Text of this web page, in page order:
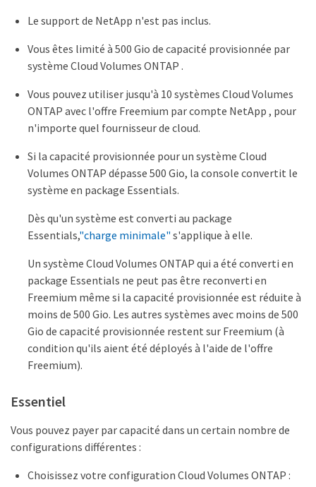
Le support de NetApp n'est pas inclus.
Vous êtes limité à 500 Gio de capacité provisionnée par
système Cloud Volumes ONTAP .
Vous pouvez utiliser jusqu'à 10 systèmes Cloud Volumes
ONTAP avec l'offre Freemium par compte NetApp , pour
n'importe quel fournisseur de cloud.
Si la capacité provisionnée pour un système Cloud
Volumes ONTAP dépasse 500 Gio, la console convertit le
système en package Essentials.
Dès qu'un système est converti au package
Essentials,"charge minimale" s'applique à elle.
Un système Cloud Volumes ONTAP qui a été converti en
package Essentials ne peut pas être reconverti en
Freemium même si la capacité provisionnée est réduite à
moins de 500 Gio. Les autres systèmes avec moins de 500
Gio de capacité provisionnée restent sur Freemium (à
condition qu'ils aient été déployés à l'aide de l'offre
Freemium).
Essentiel
Vous pouvez payer par capacité dans un certain nombre de
configurations différentes :
Choisissez votre configuration Cloud Volumes ONTAP :